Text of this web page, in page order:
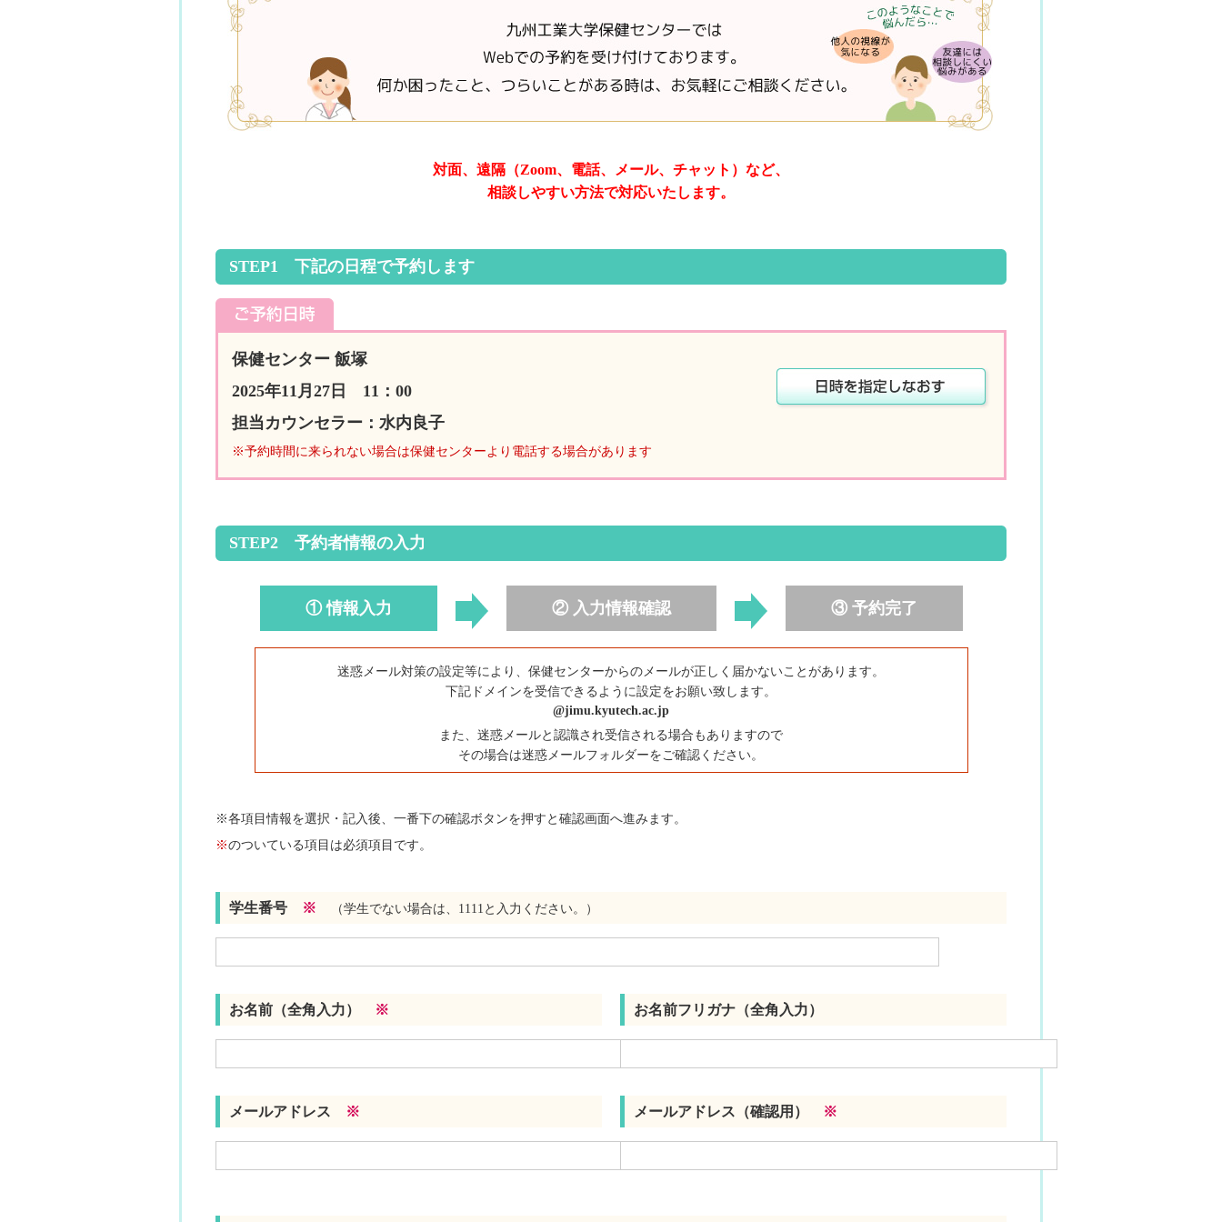
対面、遠隔（Zoom、電話、
メール、チャット）など、
相談しやすい方法で対応いたします。
STEP1 下記の日程で予約します
保健センター 飯塚
2025年11月27日 11：00
担当カウンセラー：水内良子
※予約時間に来られない場合は保健センターより電話する場合があります
STEP2 予約者情報の入力
① 情報入力 ② 入力情報確認 ③ 予約完了
迷惑メール対策の設定等により、保健センターからのメールが正しく届かないことがあります。
下記ドメインを受信できるように設定をお願い致します。
@jimu.kyutech.ac.jp
また、迷惑メールと認識され受信される場合もありますので
その場合は迷惑メールフォルダーをご確認ください。
※各項目情報を選択・記入後、一番下の確認ボタンを押すと確認画面へ進みます。
※のついている項目は必須項目です。
学生番号 ※ （学生でない場合は、1111と入力ください。）
お名前（全角入力） ※ お名前フリガナ（全角入力）
メールアドレス ※ メールアドレス（確認用） ※